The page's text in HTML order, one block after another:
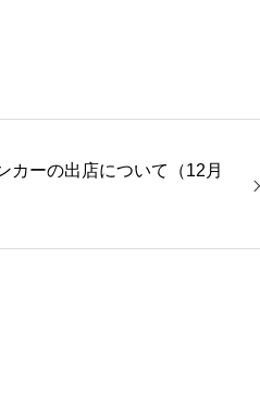
カーの出店について（12月